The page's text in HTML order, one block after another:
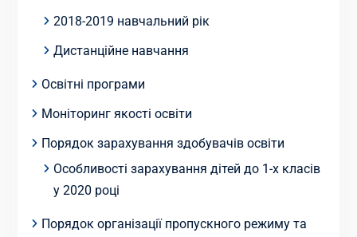
2018-2019 навчальний рік
Дистанційне навчання
Освітні програми
Моніторинг якості освіти
Порядок зарахування здобувачів освіти
Особливості зарахування дітей до 1-х класів
у 2020 році
Порядок організації пропускного режиму та